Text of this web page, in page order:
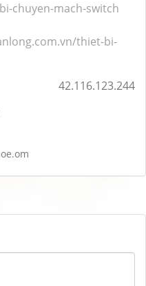
chuyen-mach-switch
thiet-bi-
42.116.123.244